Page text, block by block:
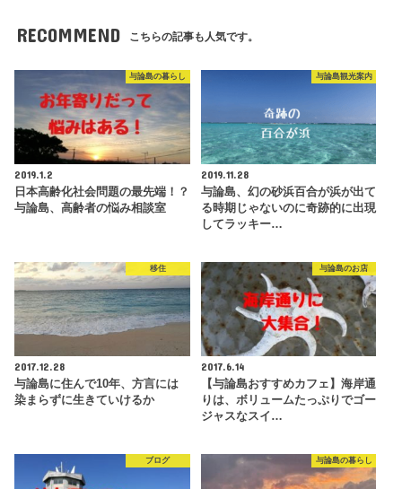
RECOMMEND こちらの記事も人気です。
与論島の暮らし
2019.1.2
日本高齢化社会問題の最先端！？
与論島、高齢者の悩み相談室
与論島観光案内
2019.11.28
与論島、幻の砂浜百合が浜が出て
る時期じゃないのに奇跡的に出現
してラッキー…
移住
2017.12.28
与論島に住んで10年、方言には
染まらずに生きていけるか
与論島のお店
2017.6.14
【与論島おすすめカフェ】海岸通
りは、ボリュームたっぷりでゴー
ジャスなスイ…
ブログ 与論島の暮らし